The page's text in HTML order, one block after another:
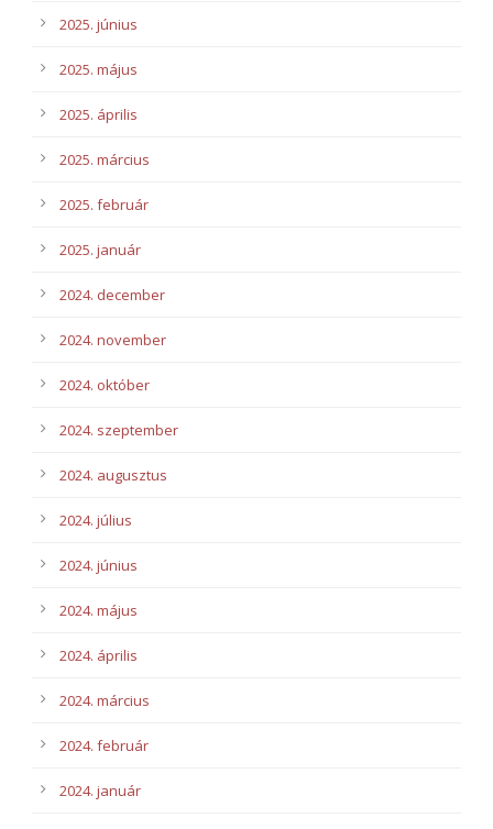
2025. június
2025. május
2025. április
2025. március
2025. február
2025. január
2024. december
2024. november
2024. október
2024. szeptember
2024. augusztus
2024. július
2024. június
2024. május
2024. április
2024. március
2024. február
2024. január